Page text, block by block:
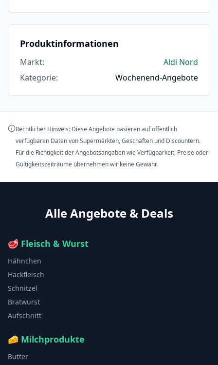
Produktinformationen
Markt:
Aldi Nord
Kategorie: Wochenend-Angebote
Rechtlicher Hinweis: Diese Angebote basieren auf öffentlich
verfügbaren Daten von Supermärkten, Geschäften und Discountern.
Für die Richtigkeit der Angebotsangaben wie Verfügbarkeit, Preise oder
Gültigkeitszeiträume übernehmen wir keine Gewähr.
Alle Angebote & Deals
🥩 Fleisch & Wurst
Hähnchen
Hackfleisch
Schnitzel
Bratwurst
Aufschnitt
🧀 Milchprodukte
Butter